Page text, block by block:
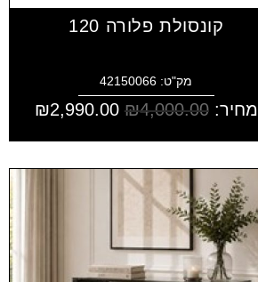
קונסולת פלורה 120
מק"ט: 42150066
מחיר: ₪4,000.00
₪2,990.00